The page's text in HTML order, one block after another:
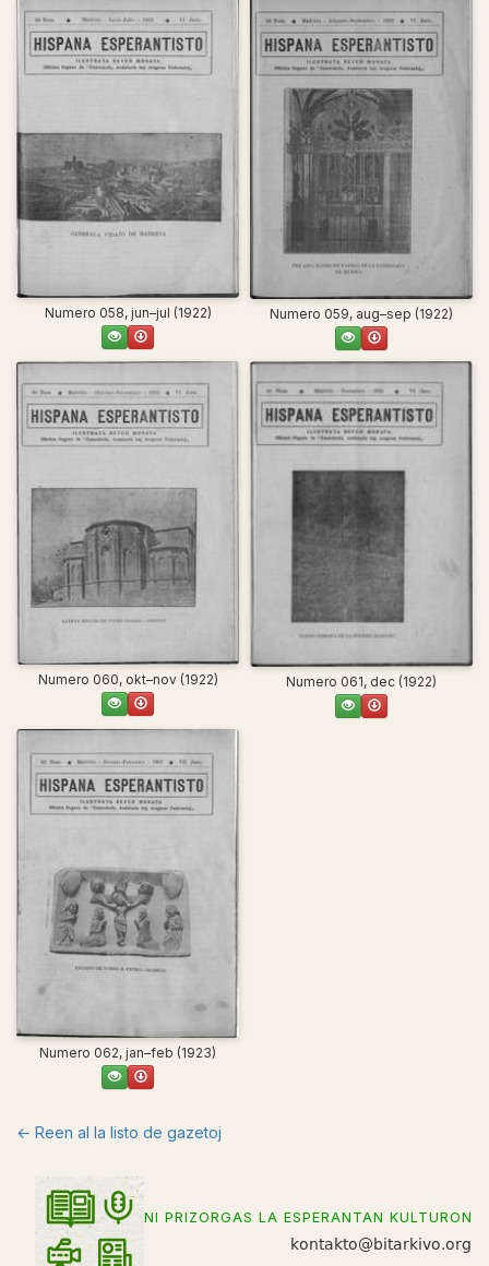
Numero 058, jun–jul (1922) Numero 059, aug–sep (1922)
Numero 060, okt–nov (1922) Numero 061, dec (1922)
Numero 062, jan–feb (1923)
← Reen al la listo de gazetoj
NI PRIZORGAS LA ESPERANTAN KULTURON